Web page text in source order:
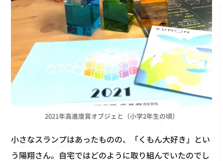
2021年高進度賞オブジェと（小学2年生の頃）
小さなスランプはあったものの、「くもん大好き」とい
う陽翔さん。自宅ではどのように取り組んでいたのでし